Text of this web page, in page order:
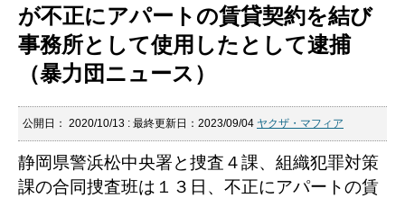
が不正にアパートの賃貸契約を結び
事務所として使用したとして逮捕
（暴力団ニュース）
公開日： 2020/10/13 : 最終更新日：2023/09/04 ヤクザ・マフィア
静岡県警浜松中央署と捜査４課、組織犯罪対策
課の合同捜査班は１３日、不正にアパートの賃